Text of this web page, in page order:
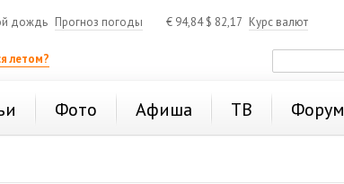
дождь Прогноз погоды € 94,84$ 82,17 Курс валют
летом?
Фото Афиша ТВ Форум